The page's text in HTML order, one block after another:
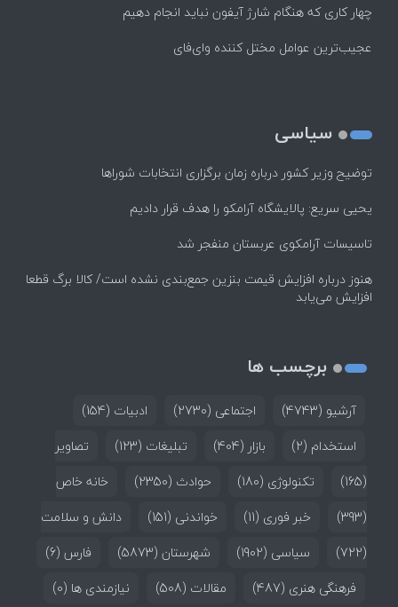
چهار کاری که هنگام شارژ آیفون نباید انجام دهیم
عجیب‌ترین عوامل مختل کننده وای‌فای
سیاسی
توضیح وزیر کشور درباره زمان برگزاری انتخابات شوراها
یحیی سریع: پالایشگاه آرامکو را هدف قرار دادیم
تاسیسات آرامکوی عربستان منفجر شد
هنوز درباره افزایش قیمت بنزین جمع‌بندی نشده است/ کالا برگ قطعا
افزایش می‌یابد
برچسب ها
آرشیو (4743) اجتماعی (2730) ادبیات (154)
استخدام (2) بازار (404) تبلیغات (123)
تصاویر
(165)
تکنولوژی (180) حوادث (2350)
خانه خاص
(393)
خبر فوری (11) خواندنی (151)
دانش و سلامت
(722)
سیاسی (1902) شهرستان (5873) فارس (6)
فرهنگی هنری (487) مقالات (508) نیازمندی ها (0)